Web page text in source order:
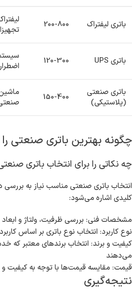
باتری لیفتراک 200-800
باتری UPS 120-300
باتری صنعتی
(پلاستیکی)
150-400
چگونه بهترین باتری صنعتی
چه نکاتی را برای انتخاب باتری
انتخاب باتری صنعتی مناسب نیاز به بررسی
کلیدی اشاره می‌شود:
مشخصات فنی: بررسی ظرفیت، ولتاژ و ابعاد
نوع کاربرد: انتخاب نوع باتری بر اساس
کیفیت و برند: انتخاب برندهای معتبر که
می‌دهند
قیمت: مقایسه قیمت‌ها با توجه به کیفیت و
نتیجه‌گیری